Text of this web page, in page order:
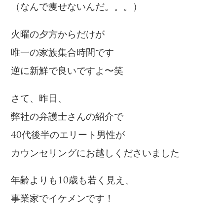
（なんで痩せないんだ。。。）
火曜の夕方からだけが
唯一の家族集合時間です
逆に新鮮で良いですよ〜笑
さて、昨日、
弊社の弁護士さんの紹介で
40代後半のエリート男性が
カウンセリングにお越しくださいました
年齢よりも10歳も若く見え、
事業家でイケメンです！